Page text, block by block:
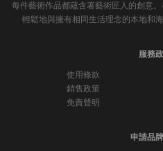
每件藝術作品都蘊含著藝術匠人的創意
輕鬆地與擁有相同生活理念的本地和
服務
使用條款
銷售政策
免責聲明
申請品